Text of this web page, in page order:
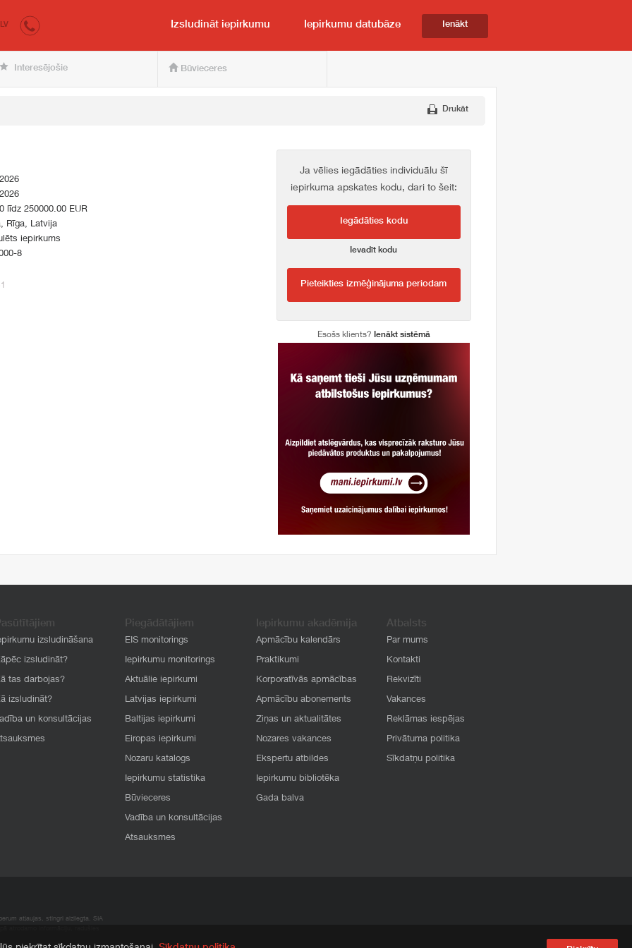
pircējam un pārdevējam
LV Izsludināt iepirkumu Iepirkumu datubāze Ienākt
Interesējošie Būvieceres
Drukāt
līdz 250000.00 EUR
Rīga, Latvija
iepirkums
8
Ja vēlies iegādāties individuālu šī
iepirkuma apskates kodu, dari to šeit:
Iegādāties kodu
Ievadīt kodu
Pieteikties izmēģinājuma periodam
Esošs klients? Ienākt sistēmā
izsludināšana
izsludināt?
tas darbojas?
izsludināt?
un konsultācijas
Piegādātājiem
EIS monitorings
Iepirkumu monitorings
Aktuālie iepirkumi
Latvijas iepirkumi
Baltijas iepirkumi
Eiropas iepirkumi
Nozaru katalogs
Iepirkumu statistika
Būvieceres
Vadība un konsultācijas
Atsauksmes
Iepirkumu akadēmija
Apmācību kalendārs
Praktikumi
Korporatīvās apmācības
Apmācību abonements
Ziņas un aktualitātes
Nozares vakances
Ekspertu atbildes
Iepirkumu bibliotēka
Gada balva
Atbalsts
Par mums
Kontakti
Rekvizīti
Vakances
Reklāmas iespējas
Privātuma politika
Sīkdatņu politika
atļaujas, stingri aizliegta. SIA